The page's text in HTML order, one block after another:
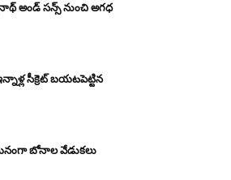
అండ్ సన్స్ నుంచి అగధ
సీక్రెట్ బయటపెట్టిన
బోనాల వేడుకలు